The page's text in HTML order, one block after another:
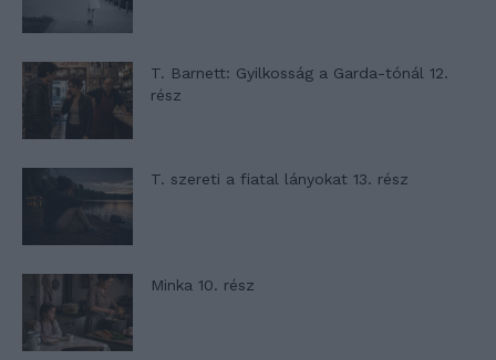
T. Barnett: Gyilkosság a Garda-tónál 12.
rész
T. szereti a fiatal lányokat 13. rész
Minka 10. rész